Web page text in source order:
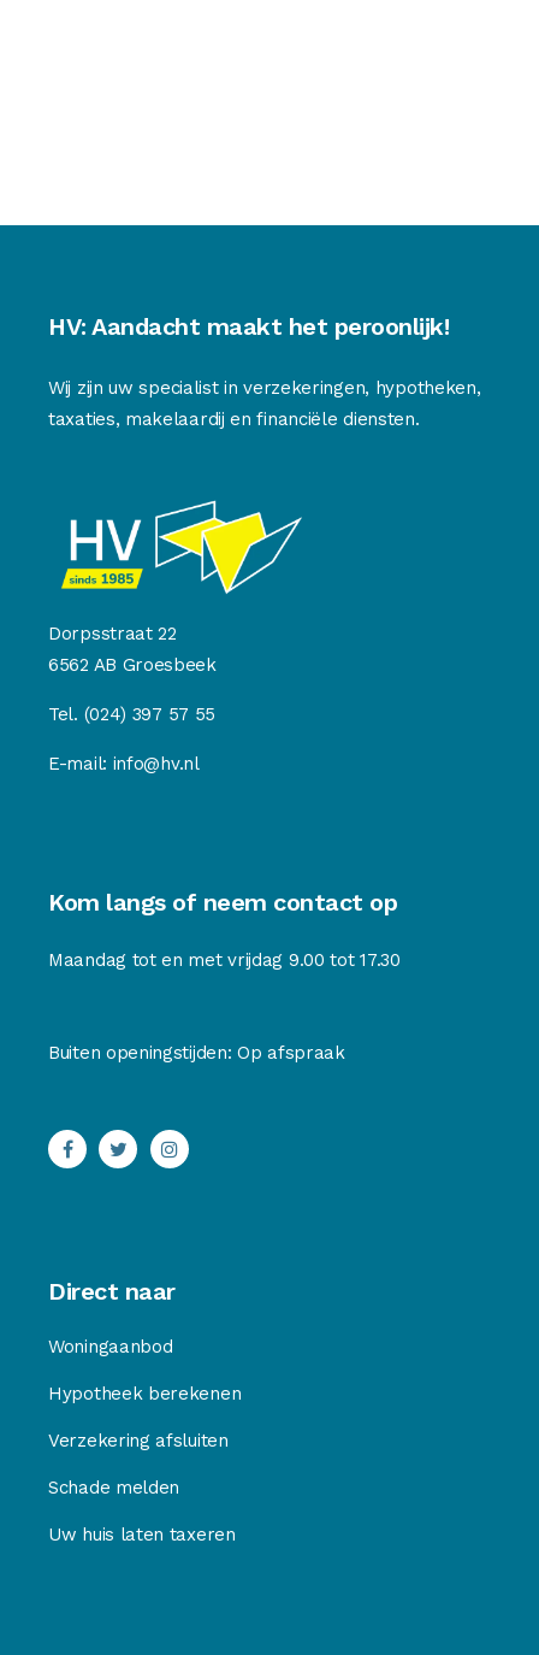
HV: Aandacht maakt het peroonlijk!
Wij zijn uw specialist in verzekeringen, hypotheken,
taxaties, makelaardij en financiële diensten.
Dorpsstraat 22
6562 AB Groesbeek
Tel. (024) 397 57 55
E-mail: info@hv.nl
Kom langs of neem contact op
Maandag tot en met vrijdag 9.00 tot 17.30
Buiten openingstijden: Op afspraak
Direct naar
Woningaanbod
Hypotheek berekenen
Verzekering afsluiten
Schade melden
Uw huis laten taxeren